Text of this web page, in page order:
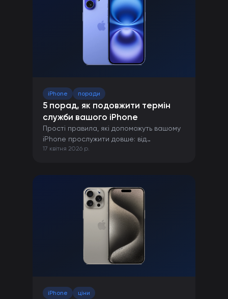
iPhone поради
5 порад, як подовжити термін
служби вашого iPhone
Прості правила, які допоможуть вашому
iPhone прослужити довше: від
правильної зарядки до захисту від
17 квітня 2026 р.
iPhone ціни